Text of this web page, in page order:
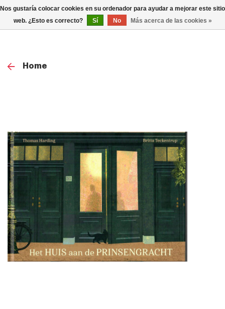
0
Home
Nos gustaría colocar cookies en su ordenador para ayudar a mejorar este sitio
web. ¿Esto es correcto?
Sí No Más acerca de las cookies »